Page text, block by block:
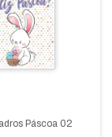
Páscoa 02